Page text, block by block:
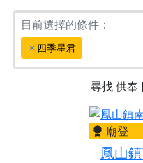
目前選擇的條件：
四季星君
尋找供奉
廟登
鳳山